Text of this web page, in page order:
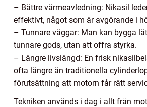
– Bättre värmeavledning: Nikasil
effektivt, något som är avgörande i
– Tunnare väggar: Man kan bygga
tunnare gods, utan att offra styrka.
– Längre livslängd: En frisk
ofta längre än traditionella
förutsättning att motorn får rätt
Tekniken används i dag i allt från